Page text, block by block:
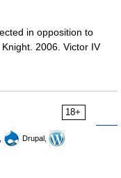
in opposition to
2006. Victor IV
18+
Drupal,